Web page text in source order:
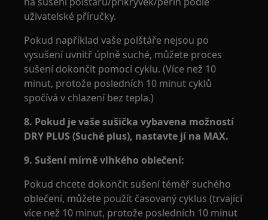
uživatelské příručky.
Pokud například vaše polštáře nejsou po
vysušení uvnitř úplně suché, můžete proces
sušení dokončit pomocí cyklu. (Více než 10
minut, protože posledních 10 minut cyklů
spočívá v chlazení bez tepla.)
8. Pokud je vaše sušička vybavena možností
DRY PLUS (Suché plus), nastavte jí na MAX.
9. Sušení mírně vlhkého oblečení:
Pokud chcete dokončit sušení téměř suchého
oblečení, můžete použít časovaný cyklus (trvající
více než 10 minut, protože posledních 10 minut